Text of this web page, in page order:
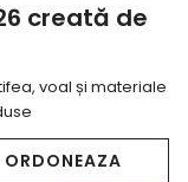
creată de
voal și materiale
ORDONEAZA